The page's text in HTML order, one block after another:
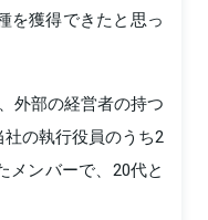
を獲得できたと思っ
外部の経営者の持つ
の執行役員のうち2
メンバーで、20代と